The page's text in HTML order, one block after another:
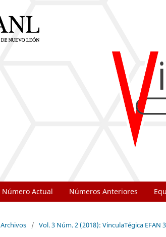
Número Actual Números Anteriores
Archivos / Vol. 3 Núm. 2 (2018): VinculaTégica EFAN